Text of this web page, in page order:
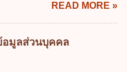
พ.ศ. 2491 ง. ระเบียบ
ว่าด้วยการเบิกเงินจากคลัง
เงิน การเก็บรักษาเงิน และ
พ.ศ. 2562 ข้อ 3 ส่วน
อดูงาน ข้อ 12 ข้อใด ไม่ ถูก
าไปช่วยเหลือภริยาที่คลอด
ริยาโดยชอบด้วยกฎหมาย ข.
ว ค. ต้องลาภายใน 90 วัน
ร ง. ลาได้ครั้งหนึ่งติดต่อ
READ MORE »
อมูลส่วนบุคคล